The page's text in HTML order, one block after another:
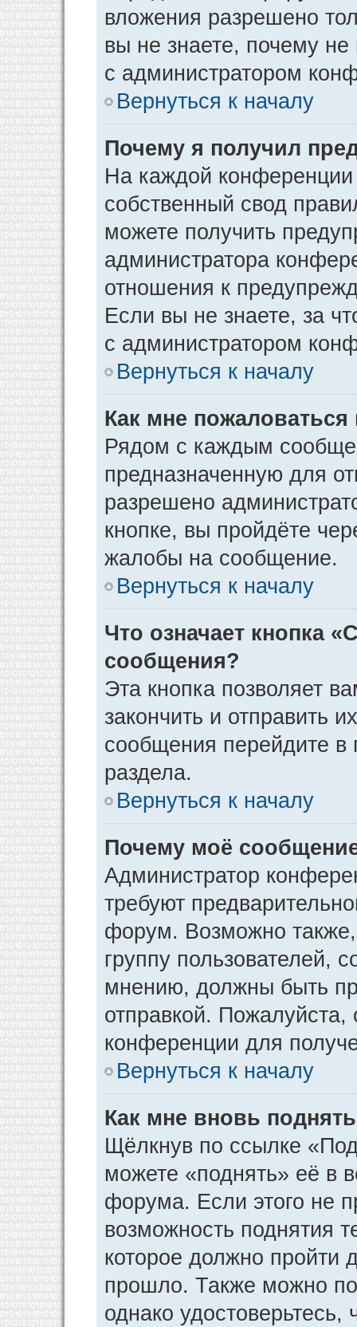
вложения разрешено
вы не знаете, почему
с администратором
Вернуться к началу
Почему я получил
На каждой конференции
собственный свод
можете получить
администратора
отношения к
Если вы не знаете, за
с администратором
Вернуться к началу
Как мне
Рядом с каждым
предназначенную для
разрешено
кнопке, вы пройдёте
жалобы на сообщение.
Вернуться к началу
Что означает кнопка
сообщения?
Эта кнопка позволяет
закончить и отправить
сообщения перейдите в
раздела.
Вернуться к началу
Почему моё
Администратор
требуют
форум. Возможно
группу пользователей,
мнению, должны быть
отправкой.
конференции для
Вернуться к началу
Как мне вновь
Щёлкнув по ссылке
можете «поднять» её в
форума. Если этого не
возможность поднятия
которое должно пройти
прошло. Также можно
однако